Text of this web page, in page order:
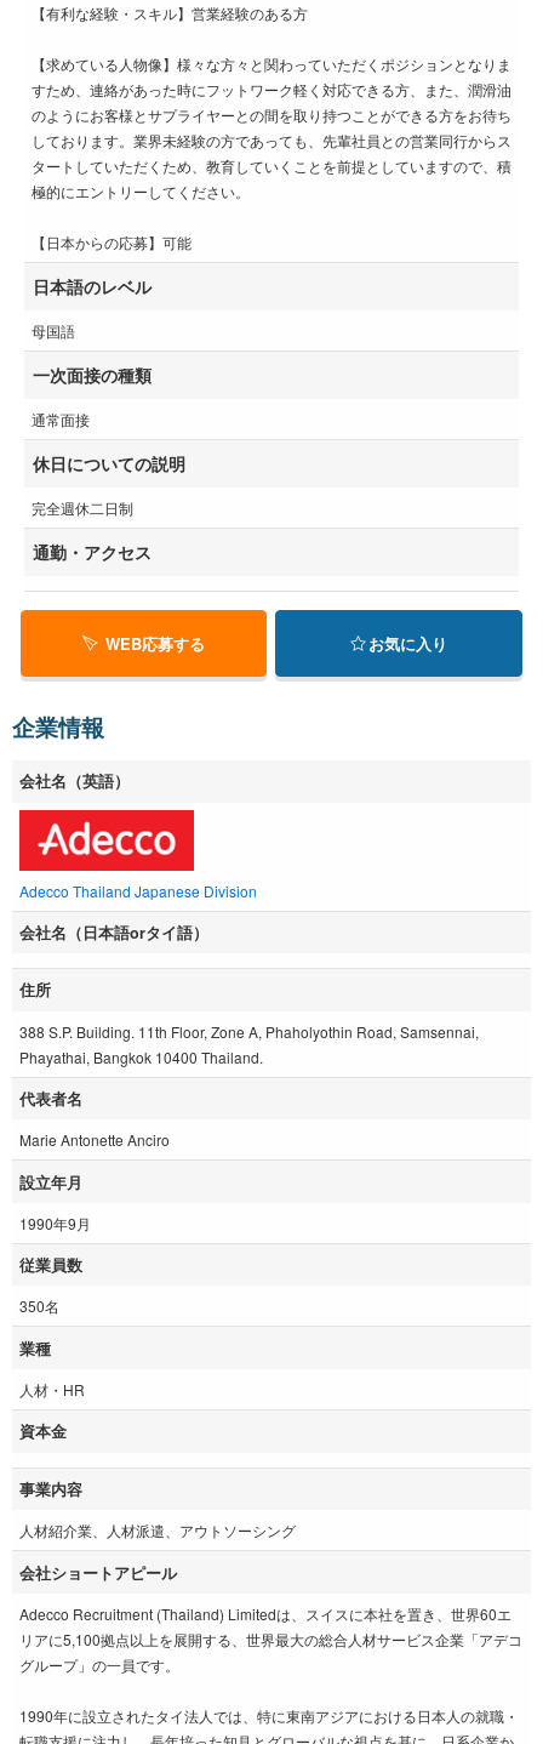
【有利な経験・スキル】営業経験のある方
【求めている人物像】様々な方々と関わっていただくポジションとなりま
すため、連絡があった時にフットワーク軽く対応できる方、また、潤滑油
のようにお客様とサプライヤーとの間を取り持つことができる方をお待ち
しております。業界未経験の方であっても、先輩社員との営業同行からス
タートしていただくため、教育していくことを前提としていますので、積
極的にエントリーしてください。
【日本からの応募】可能
日本語のレベル
母国語
一次面接の種類
通常面接
休日についての説明
完全週休二日制
通勤・アクセス
WEB応募する お気に入り
企業情報
会社名（英語）
Adecco Thailand Japanese Division
会社名（日本語orタイ語）
住所
388 S.P. Building. 11th Floor, Zone A, Phaholyothin Road, Samsennai,
Phayathai, Bangkok 10400 Thailand.
代表者名
Marie Antonette Anciro
設立年月
1990年9月
従業員数
350名
業種
人材・HR
資本金
事業内容
人材紹介業、人材派遣、アウトソーシング
会社ショートアピール
Adecco Recruitment (Thailand) Limitedは、スイスに本社を置き、世界60エ
リアに5,100拠点以上を展開する、世界最大の総合人材サービス企業「アデコ
グループ」の一員です。
1990年に設立されたタイ法人では、特に東南アジアにおける日本人の就職・